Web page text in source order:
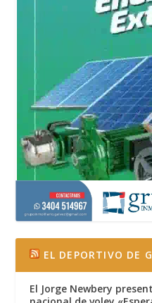
EL DEPORTIVO DE
El Jorge Newbery